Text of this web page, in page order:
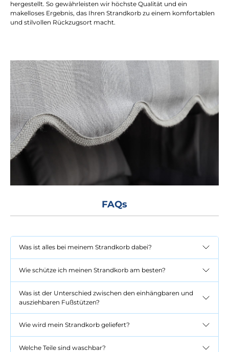
hergestellt. So gewährleisten wir höchste Qualität und ein
makelloses Ergebnis, das Ihren Strandkorb zu einem komfortablen
und stilvollen Rückzugsort macht.
FAQs
Was ist alles bei meinem Strandkorb dabei?
Wie schütze ich meinen Strandkorb am besten?
Was ist der Unterschied zwischen den einhängbaren und
ausziehbaren Fußstützen?
Wie wird mein Strandkorb geliefert?
Welche Teile sind waschbar?